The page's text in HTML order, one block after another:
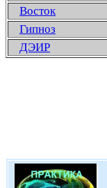
Восток
Гипноз
ДЭИР